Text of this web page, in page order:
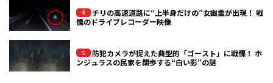
チリの高速道路に“上半身だけの”女幽霊が出現！ 戦
慄のドライブレコーダー映像
防犯カメラが捉えた典型的「ゴースト」に戦慄！ ホ
ンジュラスの民家を闊歩する“白い影”の謎